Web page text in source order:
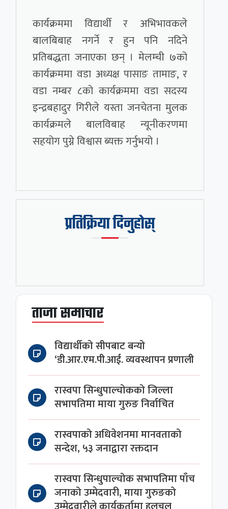
कार्यक्रममा विद्यार्थी र अभिभावकले
बालबिबाह नगर्ने र हुन पनि नदिने
प्रतिबद्धता जनाएका छन् । मेलम्ची ७को
कार्यक्रममा वडा अध्यक्ष पासाङ तामाङ, र
वडा नम्बर ८को कार्यक्रममा वडा सदस्य
इन्द्रबहादुर गिरीले यस्ता जनचेतना मुलक
कार्यक्रमले बालविबाह न्यूनीकरणमा
सहयोग पुग्ने विश्वास ब्यक्त गर्नुभयो ।
प्रतिक्रिया दिनुहोस्
ताजा समाचार
विद्यार्थीको सीपबाट बन्यो
‘डी.आर.एम.पी.आई. व्यवस्थापन प्रणाली
रास्वपा सिन्धुपाल्चोकको जिल्ला
सभापतिमा माया गुरुङ निर्वाचित
रास्वपाको अधिवेशनमा मानवताको
सन्देश, ५३ जनाद्वारा रक्तदान
रास्वपा सिन्धुपाल्चोक सभापतिमा पाँच
जनाको उम्मेदवारी, माया गुरुङको